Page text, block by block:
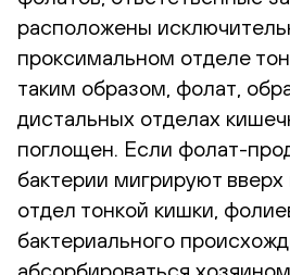
расположены
проксимальном отделе
таким образом, фолат,
дистальных отделах
поглощен. Если фолат-
бактерии мигрируют
отдел тонкой кишки,
бактериального
абсорбироваться